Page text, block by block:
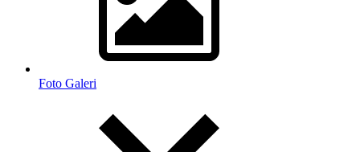
Foto Galeri